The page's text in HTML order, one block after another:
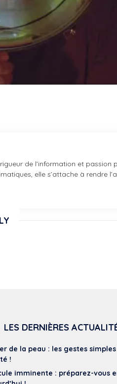
de l’information et passion
elle s’attache à rendre
LES DERNIÈRES
de la peau : les gestes
!
imminente : préparez-vous